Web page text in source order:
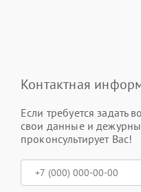
Контактная
Если требуется задать
свои данные и
проконсультирует Вас!